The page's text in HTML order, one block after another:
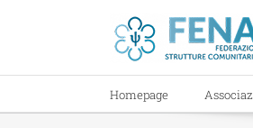
Homepage